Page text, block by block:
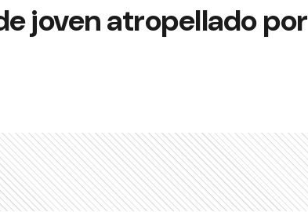
joven atropellado por